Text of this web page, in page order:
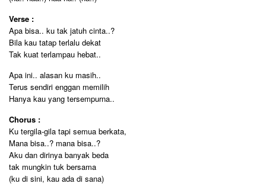
Verse :
Apa bisa.. ku tak jatuh cinta..?
Bila kau tatap terlalu dekat
Tak kuat terlampau hebat..
Apa ini.. alasan ku masih..
Terus sendiri enggan memilih
Hanya kau yang tersempurna..
Chorus :
Ku tergila-gila tapi semua berkata,
Mana bisa..? mana bisa..?
Aku dan dirinya banyak beda
tak mungkin tuk bersama
(ku di sini, kau ada di sana)